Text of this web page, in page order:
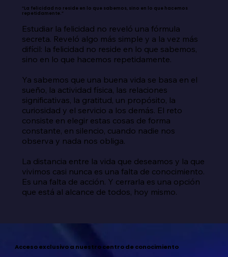
“La felicidad no reside en lo que sabemos, sino en lo que hacemos
repetidamente.”
Estudiar la felicidad no reveló una fórmula
secreta. Reveló algo más simple y a la vez más
difícil: la felicidad no reside en lo que sabemos,
sino en lo que hacemos repetidamente.
Ya sabemos que una buena vida se basa en el
sueño, la actividad física, las relaciones
significativas, la gratitud, un propósito, la
curiosidad y el servicio a los demás. El reto
consiste en elegir estas cosas de forma
constante, en silencio, cuando nadie nos
observa y nada nos obliga.
La distancia entre la vida que deseamos y la que
vivimos casi nunca es una falta de conocimiento.
Es una falta de acción. Y cerrarla es una opción
que está al alcance de todos, hoy mismo.
Acceso exclusivo a nuestro centro de conocimiento